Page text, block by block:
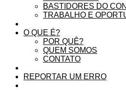
BASTIDORES DO
TRABALHO E
O QUE É?
POR QUÊ?
QUEM SOMOS
CONTATO
REPORTAR UM ERRO